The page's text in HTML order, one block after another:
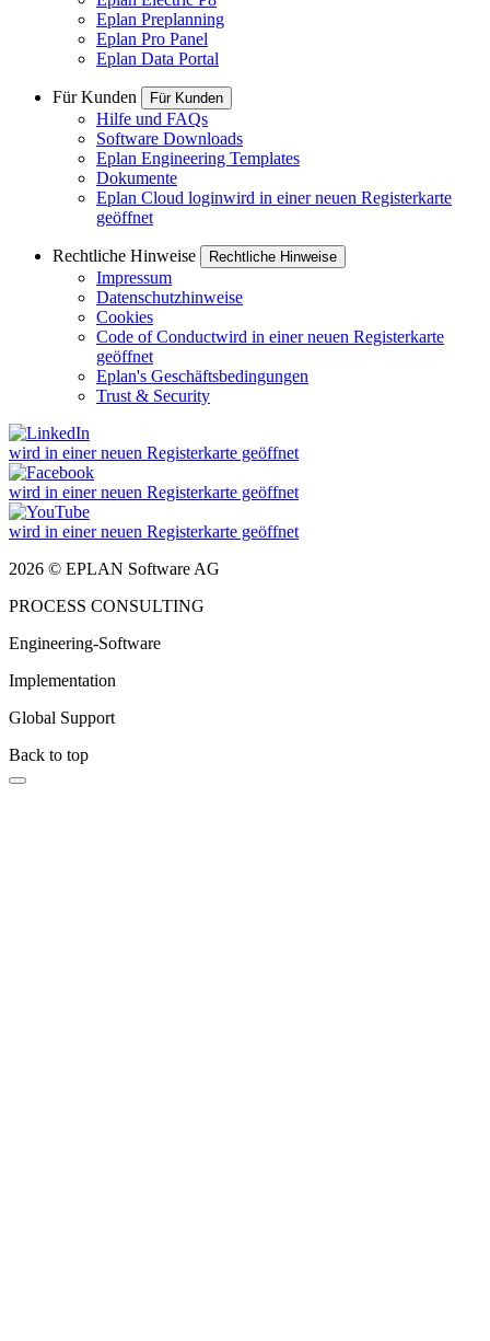
Eplan Preplanning
Eplan Pro Panel
Eplan Data Portal
Für Kunden Für Kunden
Hilfe und FAQs
Software Downloads
Eplan Engineering Templates
Dokumente
Eplan Cloud loginwird in einer neuen Registerkarte
geöffnet
Rechtliche Hinweise Rechtliche Hinweise
Impressum
Datenschutzhinweise
Cookies
Code of Conductwird in einer neuen Registerkarte
geöffnet
Eplan's Geschäftsbedingungen
Trust & Security
wird in einer neuen Registerkarte geöffnet
wird in einer neuen Registerkarte geöffnet
wird in einer neuen Registerkarte geöffnet
2026 © EPLAN Software AG
PROCESS CONSULTING
Engineering-Software
Implementation
Global Support
Back to top